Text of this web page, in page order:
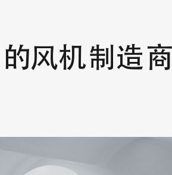
风机制造商